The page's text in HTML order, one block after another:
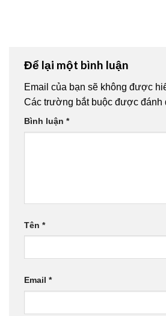
Để lại một bình luận
Email của bạn sẽ không được
Các trường bắt buộc được đánh
Bình luận *
Tên *
Email *